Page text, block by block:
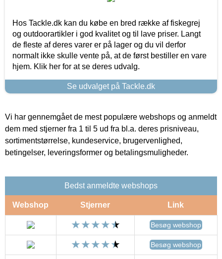
Hos Tackle.dk kan du købe en bred række af fiskegrej
og outdoorartikler i god kvalitet og til lave priser. Langt
de fleste af deres varer er på lager og du vil derfor
normalt ikke skulle vente på, at de først bestiller en vare
hjem. Klik her for at se deres udvalg.
Se udvalget på Tackle.dk
Vi har gennemgået de mest populære webshops og anmeldt
dem med stjerner fra 1 til 5 ud fra bl.a. deres prisniveau,
sortimentstørrelse, kundeservice, brugervenlighed,
betingelser, leveringsformer og betalingsmuligheder.
Bedst anmeldte webshops
Webshop Stjerner Link
Besøg webshop
Besøg webshop